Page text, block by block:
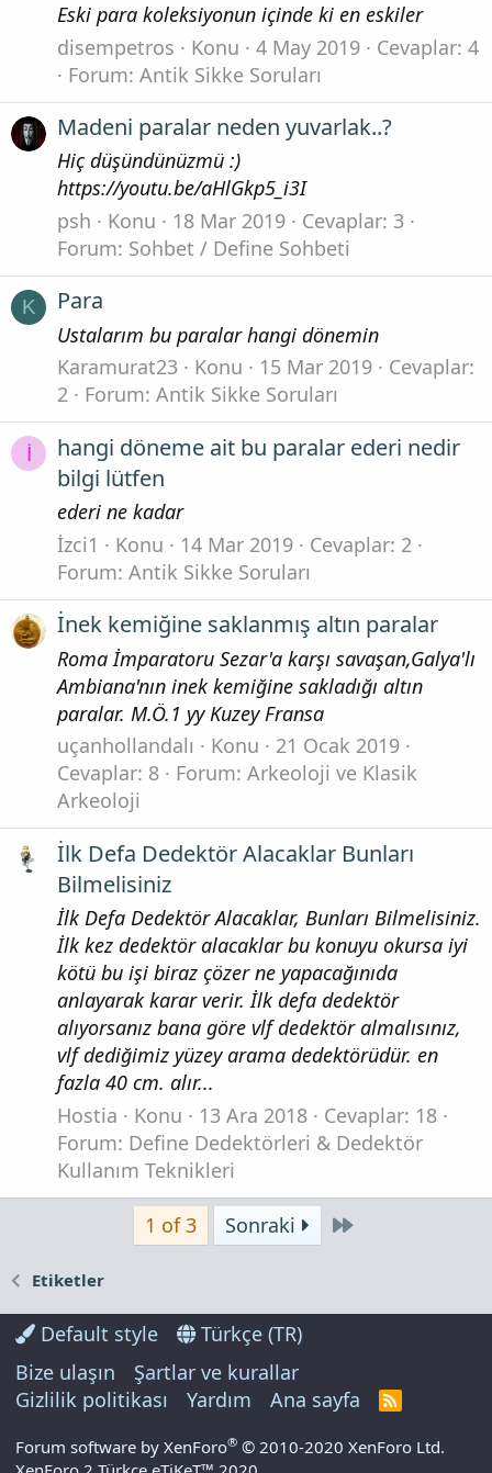
Eski para koleksiyonun içinde ki en eskiler
disempetros
Konu 4 May 2019
Cevaplar: 4
Forum: Antik Sikke Soruları
Madeni paralar neden yuvarlak..?
Hiç düşündünüzmü :)
https://youtu.be/aHlGkp5_i3I
psh
Konu 18 Mar 2019
Cevaplar: 3
Forum: Sohbet / Define Sohbeti
K Para
Ustalarım bu paralar hangi dönemin
Karamurat23
Konu 15 Mar 2019
Cevaplar:
2
Forum: Antik Sikke Soruları
İ
hangi döneme ait bu paralar ederi nedir
bilgi lütfen
ederi ne kadar
İzci1
Konu 14 Mar 2019
Cevaplar: 2
Forum: Antik Sikke Soruları
İnek kemiğine saklanmış altın paralar
Roma İmparatoru Sezar'a karşı savaşan,Galya'lı
Ambiana'nın inek kemiğine sakladığı altın
paralar. M.Ö.1 yy Kuzey Fransa
uçanhollandalı
Konu
21 Ocak 2019
Cevaplar: 8
Forum: Arkeoloji ve Klasik
Arkeoloji
İlk Defa Dedektör Alacaklar Bunları
Bilmelisiniz
İlk Defa Dedektör Alacaklar, Bunları Bilmelisiniz.
İlk kez dedektör alacaklar bu konuyu okursa iyi
kötü bu işi biraz çözer ne yapacağınıda
anlayarak karar verir. İlk defa dedektör
alıyorsanız bana göre vlf dedektör almalısınız,
vlf dediğimiz yüzey arama dedektörüdür. en
fazla 40 cm. alır...
Hostia
Konu 13 Ara 2018
Cevaplar: 18
Forum: Define Dedektörleri & Dedektör
Kullanım Teknikleri
1 of 3 Sonraki Son
Etiketler
Default style
Türkçe (TR)
Bize ulaşın
Şartlar ve kurallar
Gizlilik politikası
Yardım Ana sayfa
R
S
Forum software by XenForo® © 2010-2020 XenForo Ltd.